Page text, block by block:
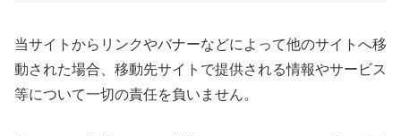
当サイトからリンクやバナーなどによって他のサイトへ移
動された場合、移動先サイトで提供される情報やサービス
等について一切の責任を負いません。